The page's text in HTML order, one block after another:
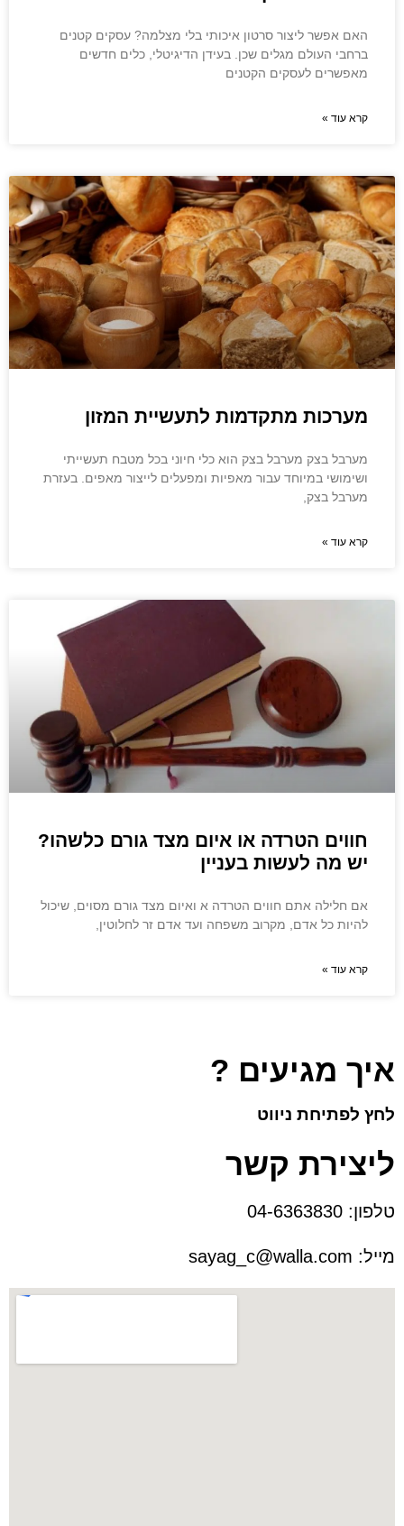
האם אפשר ליצור סרטון איכותי בלי מצלמה? עסקים קטנים
ברחבי העולם מגלים שכן. בעידן הדיגיטלי, כלים חדשים
מאפשרים לעסקים הקטנים
קרא עוד »
מערכות מתקדמות לתעשיית המזון
מערבל בצק מערבל בצק הוא כלי חיוני בכל מטבח תעשייתי
ושימושי במיוחד עבור מאפיות ומפעלים לייצור מאפים. בעזרת
מערבל בצק,
קרא עוד »
חווים הטרדה או איום מצד גורם כלשהו?
יש מה לעשות בעניין
אם חלילה אתם חווים הטרדה א ואיום מצד גורם מסוים, שיכול
להיות כל אדם, מקרוב משפחה ועד אדם זר לחלוטין,
קרא עוד »
איך מגיעים ?
לחץ לפתיחת ניווט
ליצירת קשר
טלפון:
מייל: sayag_c@walla.com